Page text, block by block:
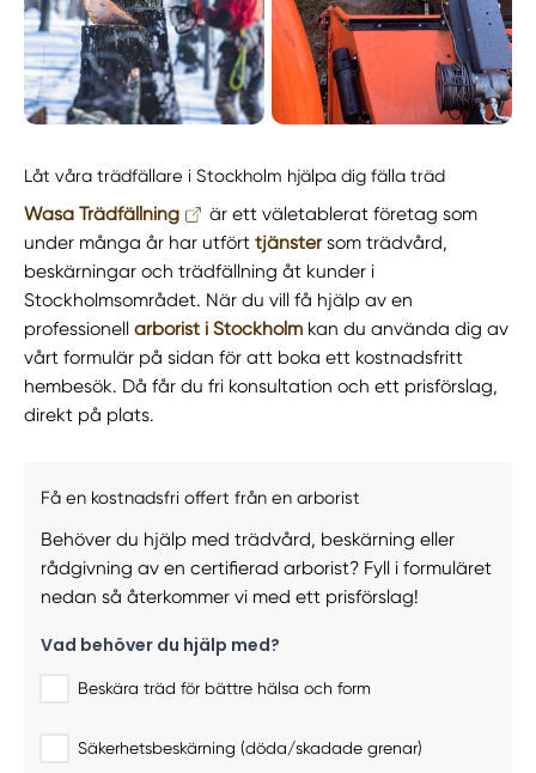
Låt våra trädfällare i Stockholm hjälpa dig fälla träd
Wasa Trädfällning
är ett väletablerat företag som
under många år har utförttjänstersom trädvård,
beskärningar och trädfällning åt kunder i
Stockholmsområdet. När du vill få hjälp av en
professionellarborist i Stockholm kan du använda dig av
vårt formulär på sidan för att boka ett kostnadsfritt
hembesök. Då får du fri konsultation och ett prisförslag,
direkt på plats.
Få en kostnadsfri offert från en arborist
Behöver du hjälp med trädvård, beskärning eller
rådgivning av en certifierad arborist? Fyll i formuläret
nedan så återkommer vi med ett prisförslag!
Vad behöver du hjälp med?
Beskära träd för bättre hälsa och form
Säkerhetsbeskärning (döda/skadade grenar)